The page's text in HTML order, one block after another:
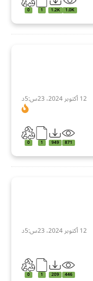
1.0K
1.2K
1
0
12 أكتوبر 2024، 23س:5د
871
949
1
0
12 أكتوبر 2024، 23س:5د
446
209
1
0